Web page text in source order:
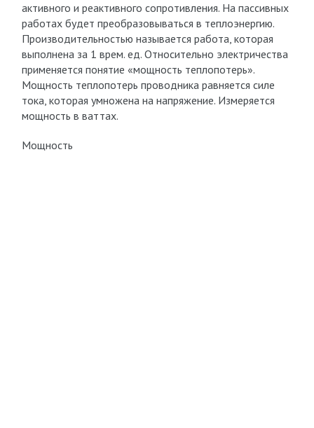
активного и реактивного сопротивления. На пассивных
работах будет преобразовываться в теплоэнергию.
Производительностью называется работа, которая
выполнена за 1 врем. ед. Относительно электричества
применяется понятие «мощность теплопотерь».
Мощность теплопотерь проводника равняется силе
тока, которая умножена на напряжение. Измеряется
мощность в ваттах.
Мощность